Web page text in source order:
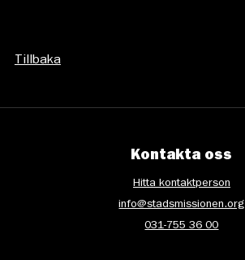
Tillbaka
Kontakta oss
Hitta kontaktperson
info@stadsmissionen.org
031-755 36 00